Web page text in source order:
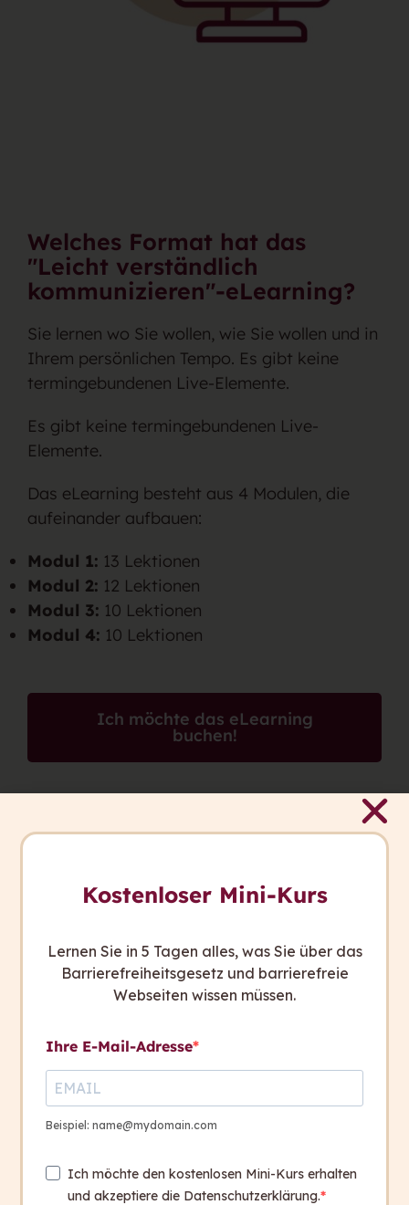
Welches Format hat das
"Leicht verständlich
kommunizieren"-eLearning?
Sie lernen wo Sie wollen, wie Sie wollen und in
Ihrem persönlichen Tempo. Es gibt keine
termingebundenen Live-Elemente.
Es gibt keine termingebundenen Live-
Elemente.
Das eLearning besteht aus 4 Modulen, die
aufeinander aufbauen:
Modul 1: 13 Lektionen
Modul 2: 12 Lektionen
Modul 3: 10 Lektionen
Modul 4: 10 Lektionen
Ich möchte das eLearning
buchen!
Kostenloser Mini-Kurs
Lernen Sie in 5 Tagen alles, was Sie über das
Barrierefreiheitsgesetz und barrierefreie
Webseiten wissen müssen.
Ihre E-Mail-Adresse
Beispiel: name@mydomain.com
Ich möchte den kostenlosen Mini-Kurs erhalten
und akzeptiere die Datenschutzerklärung.